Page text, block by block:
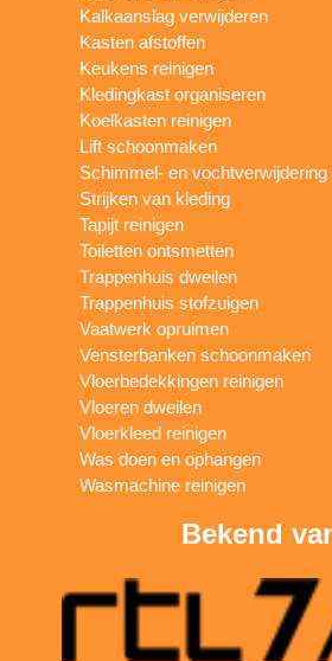
Kalkaanslag verwijderen
Kasten afstoffen
Keukens reinigen
Kledingkast organiseren
Koelkasten reinigen
Lift schoonmaken
Schimmel- en vochtverwijdering
Strijken van kleding
Tapijt reinigen
Toiletten ontsmetten
Trappenhuis dweilen
Trappenhuis stofzuigen
Vaatwerk opruimen
Vensterbanken schoonmaken
Vloerbedekkingen reinigen
Vloeren dweilen
Vloerkleed reinigen
Was doen en ophangen
Wasmachine reinigen
Bekend